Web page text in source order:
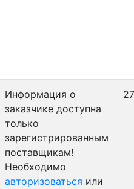
Информация о
заказчике доступна
только
зарегистрированным
поставщикам!
Необходимо
авторизоваться или